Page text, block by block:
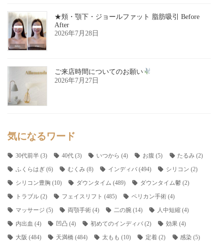
★頬・顎下・ジョールファット 脂肪吸引 Before
After
2026年7月28日
ご来店時間についてのお願い
2026年7月27日
気になるワード
30代前半(3) 40代(3) いつから (4) お腹 (5) たるみ (2)
ふくらはぎ(6) むくみ(8) インディバ (494) シリコン (2)
シリコン豊胸 (10) ダウンタイム (489) ダウンタイム鬱 (2)
トラブル(2) フェイスリフト (485) ペリカン手術 (4)
マッサージ (5) 両顎手術(4) 二の腕 (14) 人中短縮 (4)
内出血 (4) 凹凸 (4) 初めてのインディバ (2) 効果 (4)
大阪 (484) 天満橋(484) 太もも (10) 定着 (2) 感染 (5)